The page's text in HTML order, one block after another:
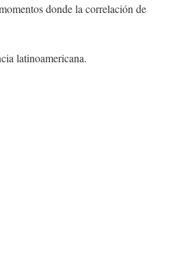
donde la correlación de
­latinoamericana.